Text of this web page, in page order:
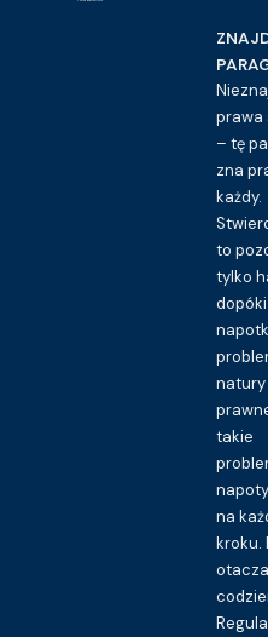
prawa
– tę
zna
każdy.
to
tylko
natury
takie
na
kroku.